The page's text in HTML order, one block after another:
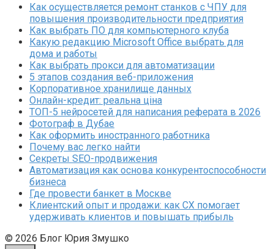
Как осуществляется ремонт станков с ЧПУ для
повышения производительности предприятия
Как выбрать ПО для компьютерного клуба
Какую редакцию Microsoft Office выбрать для
дома и работы
Как выбрать прокси для автоматизации
5 этапов создания веб-приложения
Корпоративное хранилище данных
Онлайн-кредит: реальна ціна
ТОП-5 нейросетей для написания реферата в 2026
Фотограф в Дубае
Как оформить иностранного работника
Почему вас легко найти
Секреты SEO-продвижения
Автоматизация как основа конкурентоспособности
бизнеса
Где провести банкет в Москве
Клиентский опыт и продажи: как CX помогает
удерживать клиентов и повышать прибыль
© 2026 Блог Юрия Змушко